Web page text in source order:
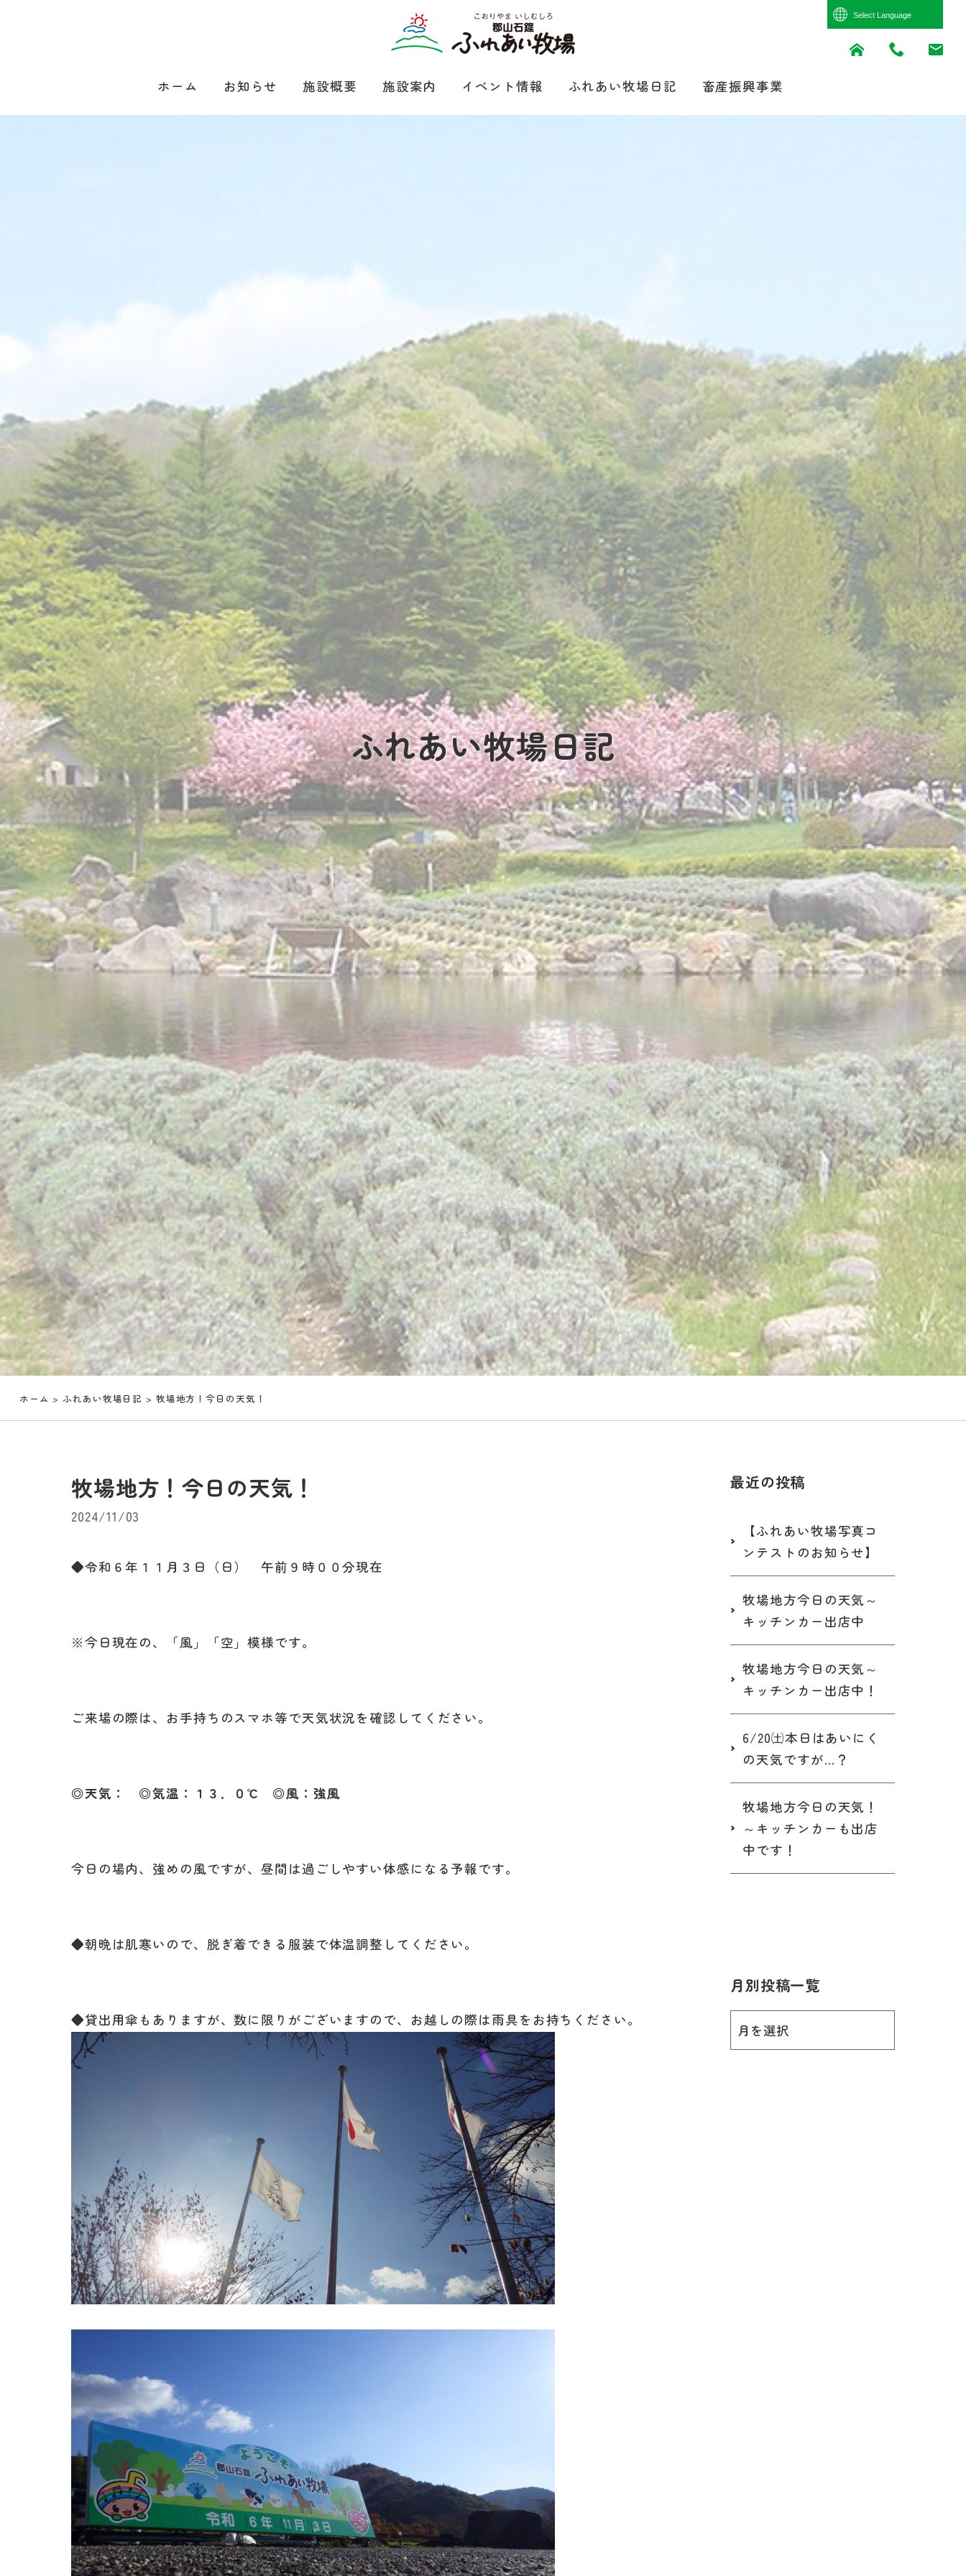
ホーム お知らせ 施設概要 施設案内 イベント情報 ふれあい牧場日記 畜産振興事業
Powered by Translate
ふれあい牧場日記
ホーム >ふれあい牧場日記 > 牧場地方！今日の天気！
牧場地方！今日の天気！
2024/11/03
◆令和６年１１月３日（日） 午前９時００分現在
※今日現在の、「風」「空」模様です。
ご来場の際は、お手持ちのスマホ等で天気状況を確認してください。
◎天気： ◎気温：１３．０℃ ◎風：強風
今日の場内、強めの風ですが、昼間は過ごしやすい体感になる予報です。
◆朝晩は肌寒いので、脱ぎ着できる服装で体温調整してください。
◆貸出用傘もありますが、数に限りがございますので、お越しの際は雨具をお持ちください。
最近の投稿
【ふれあい牧場写真コ
ンテストのお知らせ】
牧場地方今日の天気～
キッチンカー出店中
牧場地方今日の天気～
キッチンカー出店中！
6/20㈯本日はあいにく
の天気ですが…？
牧場地方今日の天気！
～キッチンカーも出店
中です！
月別投稿一覧